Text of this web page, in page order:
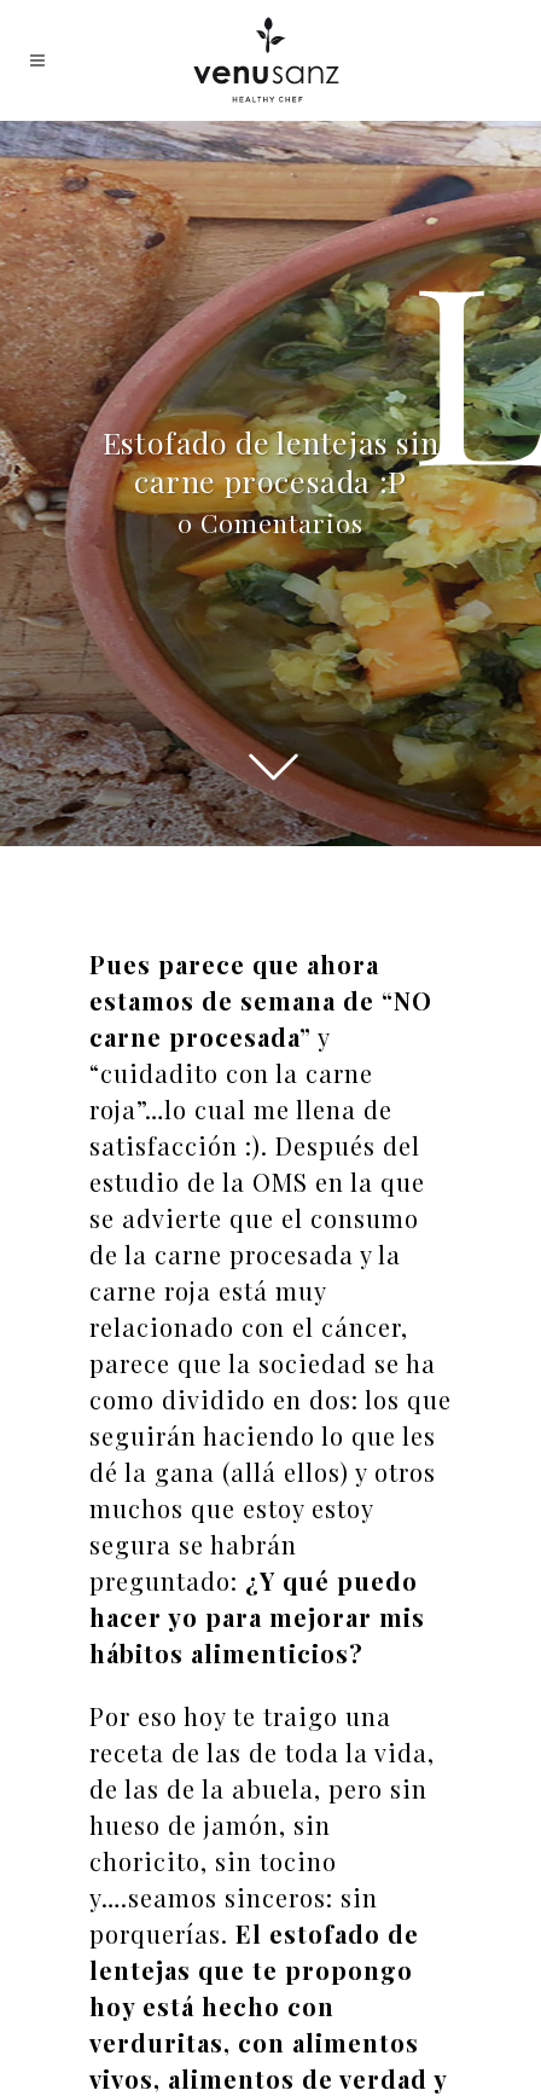
Estofado de lentejas sin
carne procesada :P
0 Comentarios
Pues parece que ahora
estamos de semana de “NO
carne procesada” y
“cuidadito con la carne
roja”…lo cual me llena de
satisfacción :). Después del
estudio de la OMS en la que
se advierte que el consumo
de la carne procesada y la
carne roja está muy
relacionado con el cáncer,
parece que la sociedad se ha
como dividido en dos: los que
seguirán haciendo lo que les
dé la gana (allá ellos) y otros
muchos que estoy estoy
segura se habrán
preguntado: ¿Y qué puedo
hacer yo para mejorar mis
hábitos alimenticios?
Por eso hoy te traigo una
receta de las de toda la vida,
de las de la abuela, pero sin
hueso de jamón, sin
choricito, sin tocino
y….seamos sinceros: sin
porquerías. El estofado de
lentejas que te propongo
hoy está hecho con
verduritas, con alimentos
vivos, alimentos de verdad y